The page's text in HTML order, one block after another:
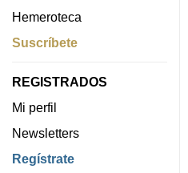
Hemeroteca
Suscríbete
REGISTRADOS
Mi perfil
Newsletters
Regístrate